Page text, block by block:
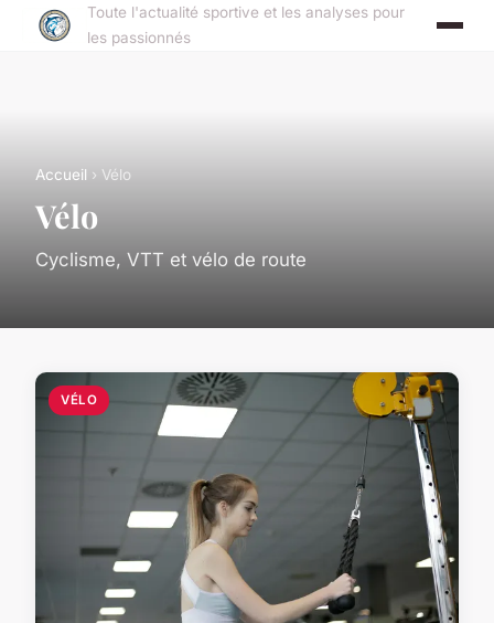
Toute l'actualité sportive et les analyses pour
les passionnés
Accueil › Vélo
Vélo
Cyclisme, VTT et vélo de route
VÉLO